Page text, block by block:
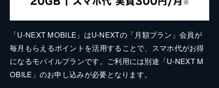
「U-NEXT MOBILE」はU-NEXTの「月額プラン」会員が
毎月もらえるポイントを活用することで、スマホ代がお得
になるモバイルプランです。ご利用には別途「U-NEXT M
OBILE」のお申し込みが必要となります。